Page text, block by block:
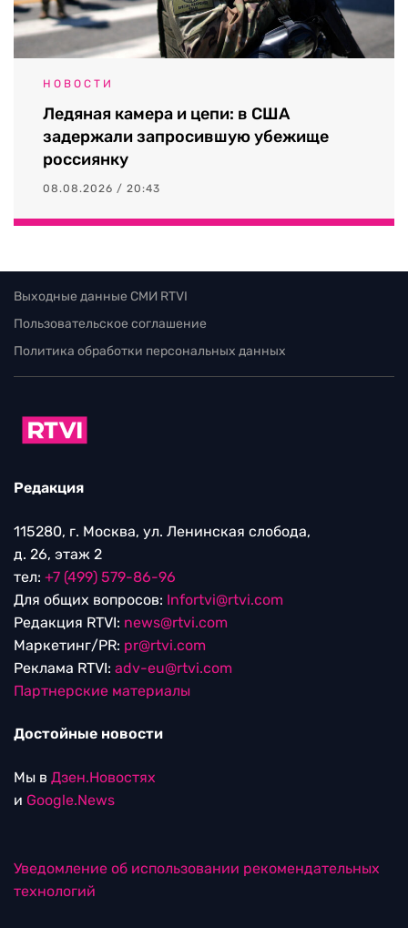
НОВОСТИ
Ледяная камера и цепи: в США
задержали запросившую убежище
россиянку
08.08.2026 / 20:43
Выходные данные СМИ RTVI
Пользовательское соглашение
Политика обработки персональных данных
Редакция
115280, г. Москва, ул. Ленинская слобода,
д. 26, этаж 2
тел: +7 (499) 579-86-96
Для общих вопросов: Infortvi@rtvi.com
Редакция RTVI: news@rtvi.com
Маркетинг/PR: pr@rtvi.com
Реклама RTVI: adv-eu@rtvi.com
Партнерские материалы
Достойные новости
Мы в Дзен.Новостях
и Google.News
Уведомление об использовании рекомендательных
технологий